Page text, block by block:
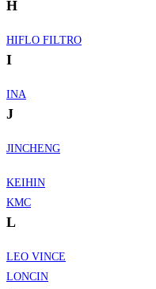
H
HIFLO FILTRO
I
INA
J
JINCHENG
KEIHIN
KMC
L
LEO VINCE
LONCIN